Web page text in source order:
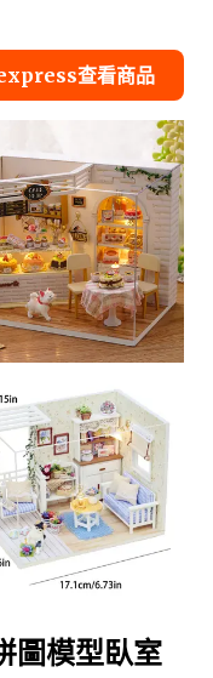
查看商品
圖模型臥室